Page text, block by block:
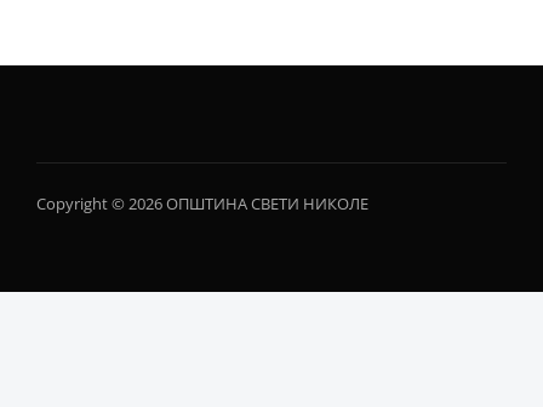
Copyright © 2026 ОПШТИНА СВЕТИ НИКОЛЕ